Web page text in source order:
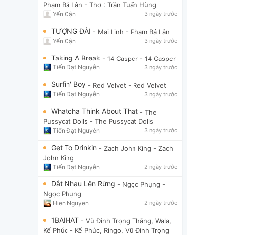
Phạm Bá Lân - Thơ : Trần Tuấn Hùng
Yến Cận 3 ngày trước
TƯỢNG ĐÀI - Mai Linh - Phạm Bá Lân
Yến Cận 3 ngày trước
Taking A Break - 14 Casper - 14 Casper
Tiến Đạt Nguyễn 3 ngày trước
Surfin' Boy - Red Velvet - Red Velvet
Tiến Đạt Nguyễn 3 ngày trước
Whatcha Think About That - The
Pussycat Dolls - The Pussycat Dolls
Tiến Đạt Nguyễn 3 ngày trước
Get To Drinkin - Zach John King - Zach
John King
Tiến Đạt Nguyễn 2 ngày trước
Dắt Nhau Lên Rừng - Ngọc Phụng -
Ngọc Phụng
Hien Nguyen 2 ngày trước
1BAIHAT - Vũ Đinh Trọng Thắng, Wala,
Kế Phúc - Kế Phúc, Ringo, Vũ Đinh Trọng